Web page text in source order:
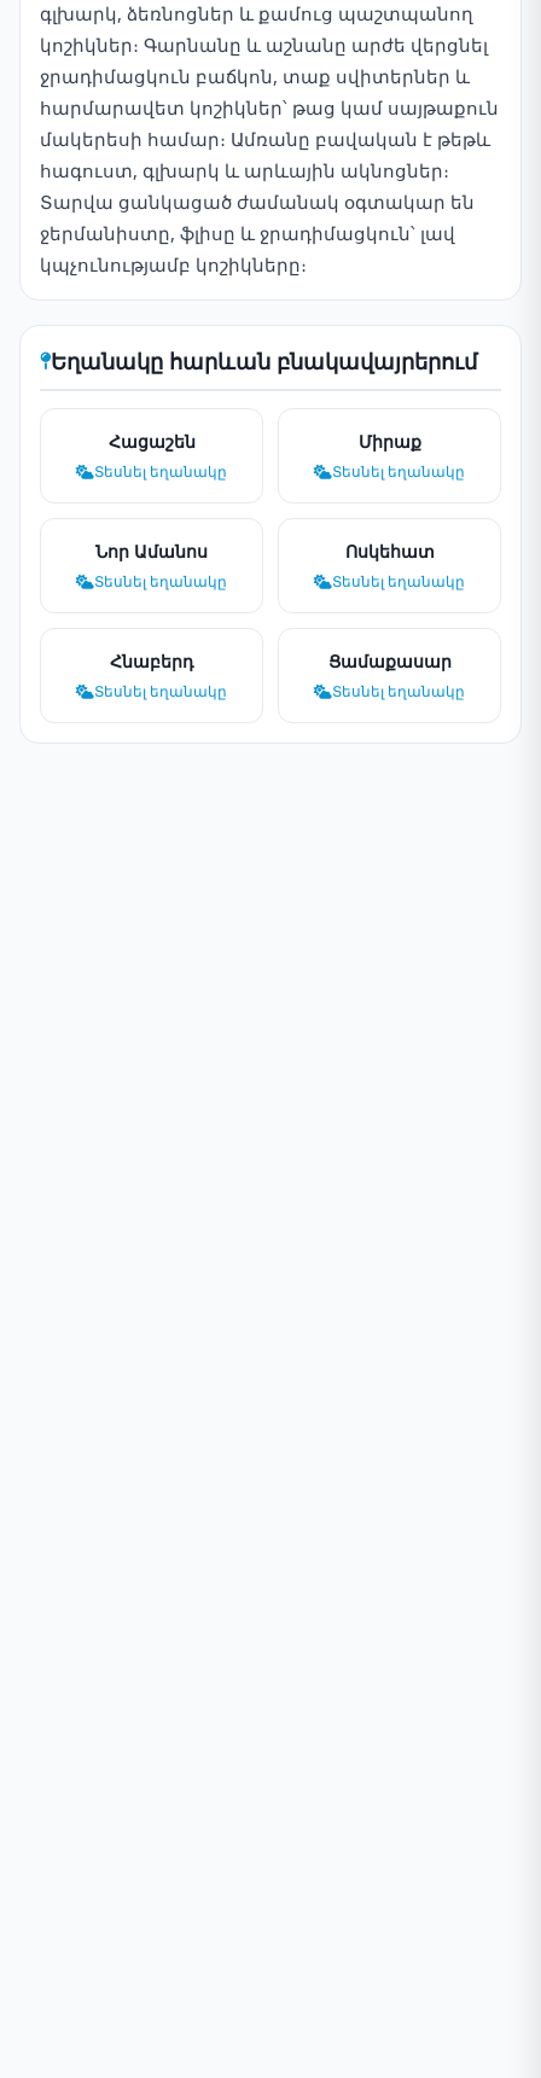
գլխարկ, ձեռնոցներ և քամուց պաշտպանող
կոշիկներ։ Գարնանը և աշնանը արժե վերցնել
ջրադիմացկուն բաճկոն, տաք սվիտերներ և
հարմարավետ կոշիկներ՝ թաց կամ սայթաքուն
մակերեսի համար։ Ամռանը բավական է թեթև
հագուստ, գլխարկ և արևային ակնոցներ։
Տարվա ցանկացած ժամանակ օգտակար են
ջերմանիստը, ֆլիսը և ջրադիմացկուն՝ լավ
կպչունությամբ կոշիկները։
Եղանակը հարևան բնակավայրերում
Հացաշեն
Տեսնել եղանակը
Միրաք
Տեսնել եղանակը
Նոր Ամանոս
Տեսնել եղանակը
Ոսկեհատ
Տեսնել եղանակը
Հնաբերդ
Տեսնել եղանակը
Ցամաքասար
Տեսնել եղանակը